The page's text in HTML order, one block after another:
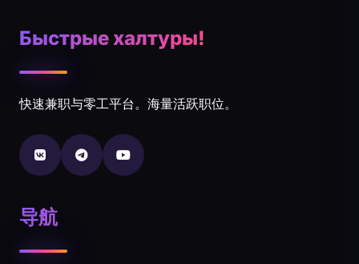
Быстрые халтуры!
快速兼职与零工平台。海量活跃职位。
导航